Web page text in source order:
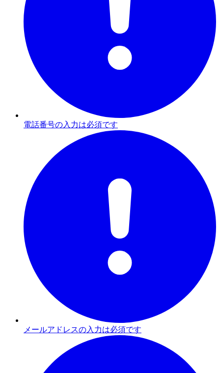
電話番号の入力は必須です
メールアドレスの入力は必須です